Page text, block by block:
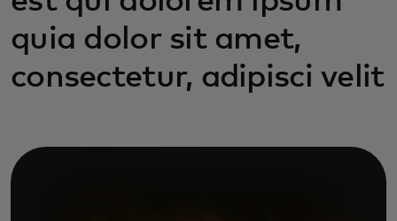
quia dolor sit amet,
consectetur, adipisci velit